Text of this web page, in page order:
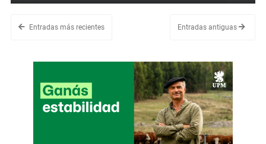
Entradas más recientes Entradas antiguas